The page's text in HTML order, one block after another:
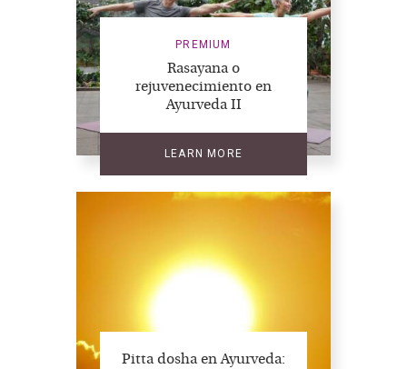
PREMIUM
Rasayana o
rejuvenecimiento en
Ayurveda II
LEARN MORE
Pitta dosha en Ayurveda: